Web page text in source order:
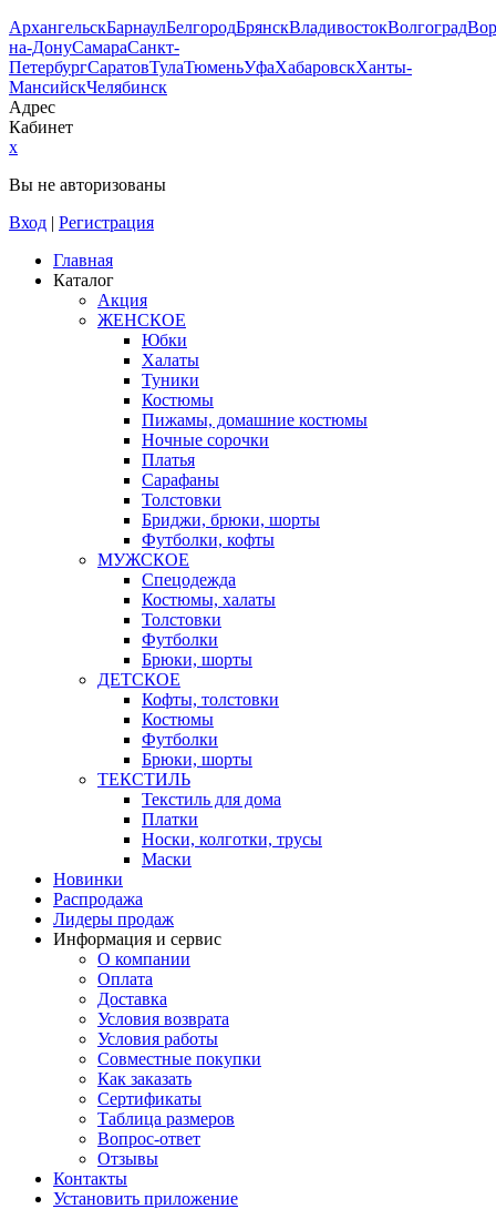
АрхангельскБарнаулБелгородБрянскВладивостокВолгоград
на-ДонуСамараСанкт-
ПетербургСаратовТулаТюменьУфаХабаровскХанты-
МансийскЧелябинск
Адрес
Кабинет
x
Вы не авторизованы
Вход | Регистрация
Главная
Каталог
Акция
ЖЕНСКОЕ
Юбки
Халаты
Туники
Костюмы
Пижамы, домашние костюмы
Ночные сорочки
Платья
Сарафаны
Толстовки
Бриджи, брюки, шорты
Футболки, кофты
МУЖСКОЕ
Спецодежда
Костюмы, халаты
Толстовки
Футболки
Брюки, шорты
ДЕТСКОЕ
Кофты, толстовки
Костюмы
Футболки
Брюки, шорты
ТЕКСТИЛЬ
Текстиль для дома
Платки
Носки, колготки, трусы
Маски
Новинки
Распродажа
Лидеры продаж
Информация и сервис
О компании
Оплата
Доставка
Условия возврата
Условия работы
Совместные покупки
Как заказать
Сертификаты
Таблица размеров
Вопрос-ответ
Отзывы
Контакты
Установить приложение